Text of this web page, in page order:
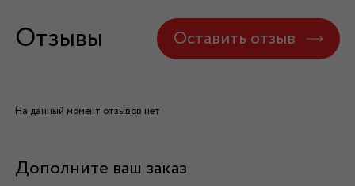
Отзывы Оставить отзыв
На данный момент отзывов нет
Дополните ваш заказ